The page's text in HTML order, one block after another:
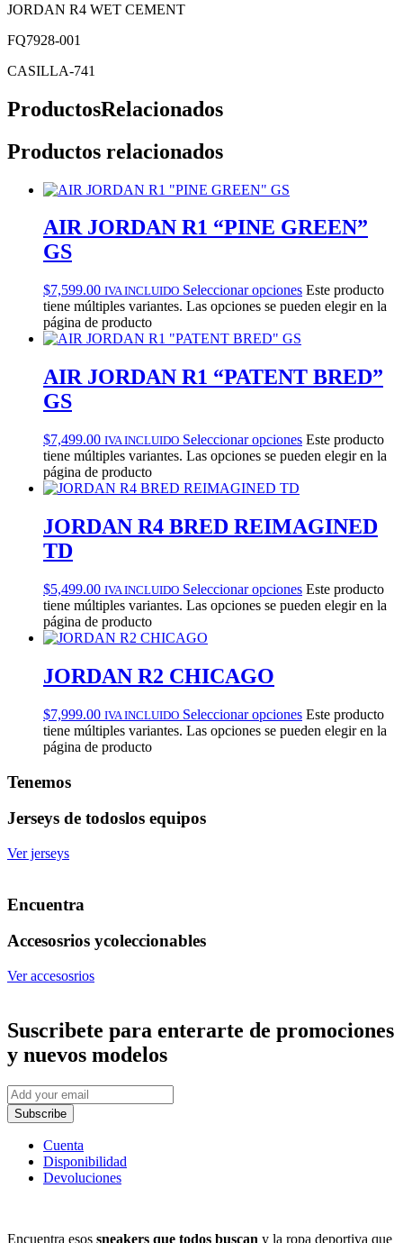
JORDAN R4 WET CEMENT
FQ7928-001
CASILLA-741
ProductosRelacionados
Productos relacionados
AIR JORDAN R1 “PINE GREEN”
GS
$7,599.00 IVA INCLUIDO Seleccionar opciones Este producto
tiene múltiples variantes. Las opciones se pueden elegir en la
página de producto
AIR JORDAN R1 “PATENT BRED”
GS
$7,499.00 IVA INCLUIDO Seleccionar opciones Este producto
tiene múltiples variantes. Las opciones se pueden elegir en la
página de producto
JORDAN R4 BRED REIMAGINED
TD
$5,499.00 IVA INCLUIDO Seleccionar opciones Este producto
tiene múltiples variantes. Las opciones se pueden elegir en la
página de producto
JORDAN R2 CHICAGO
$7,999.00 IVA INCLUIDO Seleccionar opciones Este producto
tiene múltiples variantes. Las opciones se pueden elegir en la
página de producto
Tenemos
Jerseys de todoslos equipos
Ver jerseys
Encuentra
Accesosrios ycoleccionables
Ver accesosrios
Suscribete para enterarte de promociones
y nuevos modelos
Subscribe
Cuenta
Disponibilidad
Devoluciones
Encuentra esos sneakers que todos buscan y la ropa deportiva que